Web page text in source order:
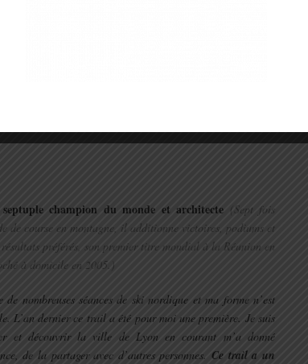
du parcours valent bien quelques efforts. Ce 23 km sera
privilégié des trails plutôt roulants et rapides, entre 20
où je vais m’orienter vers des courses à dénivelés. Je
pour moi de concilier travail et plaisir sur un week-end
ville !
de liberté. Cependant on y rencontre le même état
s’ajoutent la découverte d’un patrimoine souvent
champion du monde et architecte (Sept fois
de course en montagne, il additionne victoires, podiums et
préférés, son premier titre mondial à la Réunion en
à domicile en 2005.)
nombreuses séances de ski nordique et ma forme n’est
L’an dernier ce trail a été pour moi une première. Je suis
et découvrir la ville de Lyon en courant m’a donné
de la partager avec d’autres personnes.Ce trail a un